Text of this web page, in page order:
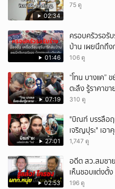
02:34
75 ดู
01:46
ครอบครัวรอรั
บ้าน เผยนึกถึ
106 ดู
07:19
“โทน บางแค”
ตะลึง รู้ราคาข
บุกรวบ?
310 ดู
27:01
"บิณฑ์ บรรลือ
เจริญปุระ" เอ
1,747 ดู
02:53
อดีต สว.สมชา
เห็นชอบแต่งตั้
ป.ย.ป.
196 ดู